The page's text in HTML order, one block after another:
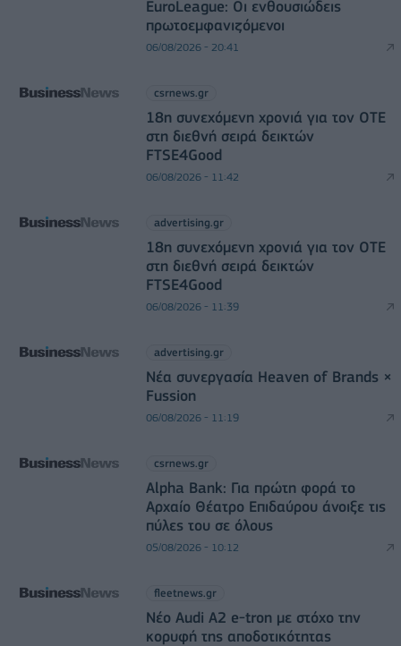
EuroLeague: Οι ενθουσιώδεις
πρωτοεμφανιζόμενοι
06/08/2026 - 20:41
csrnews.gr
18η συνεχόμενη χρονιά για τον ΟΤΕ
στη διεθνή σειρά δεικτών
FTSE4Good
06/08/2026 - 11:42
advertising.gr
18η συνεχόμενη χρονιά για τον ΟΤΕ
στη διεθνή σειρά δεικτών
FTSE4Good
06/08/2026 - 11:39
advertising.gr
Νέα συνεργασία Heaven of Brands ×
Fussion
06/08/2026 - 11:19
csrnews.gr
Alpha Bank: Για πρώτη φορά το
Αρχαίο Θέατρο Επιδαύρου άνοιξε τις
πύλες του σε όλους
05/08/2026 - 10:12
fleetnews.gr
Νέο Audi A2 e-tron με στόχο την
κορυφή της αποδοτικότητας